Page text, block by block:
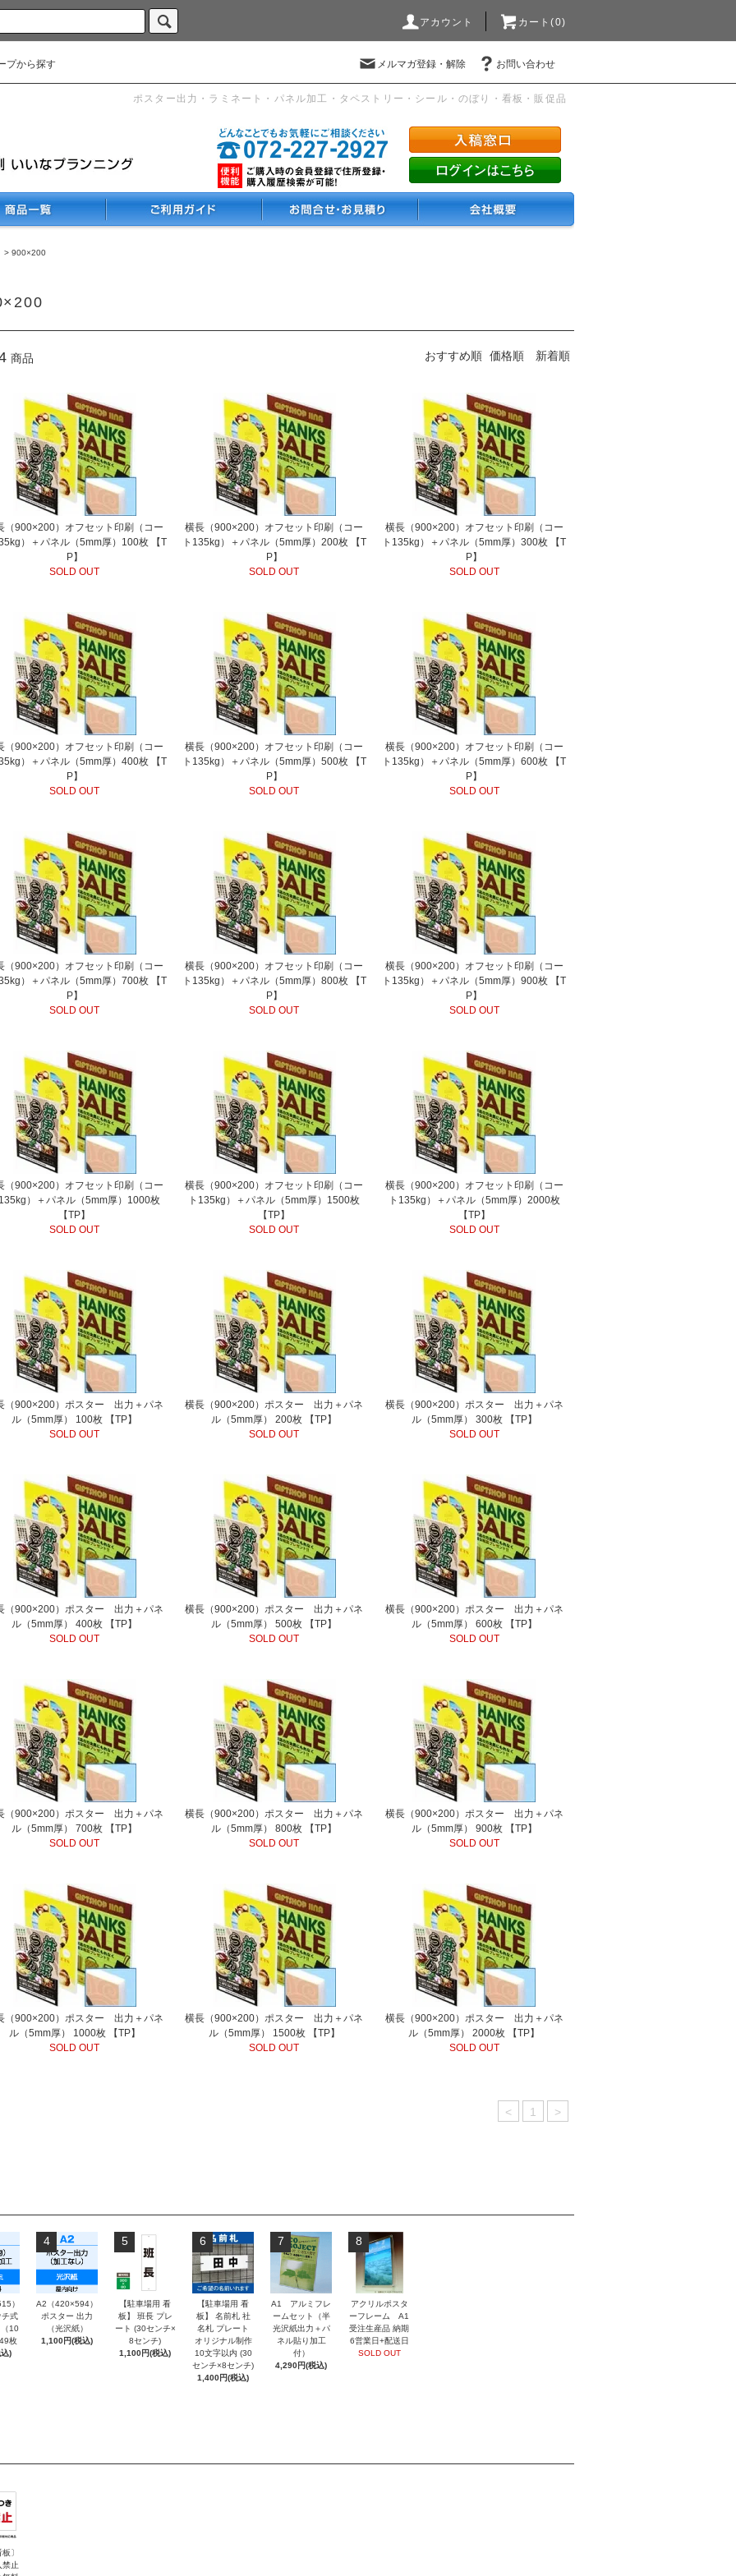
アカウント カート(0)
プから探す メルマガ登録・解除 お問い合わせ
ポスター出力・ラミネート・パネル加工・タペストリー・シール・のぼり・看板・販促品
> 900×200
商品 おすすめ順 価格順 新着順
（900×200）オフセット印刷（コー
）＋パネル（5mm厚）100枚 【T
P】
SOLD OUT
横長（900×200）オフセット印刷（コー
ト135kg）＋パネル（5mm厚）200枚 【T
P】
SOLD OUT
横長（900×200）オフセット印刷（コー
ト135kg）＋パネル（5mm厚）300枚 【T
P】
SOLD OUT
（900×200）オフセット印刷（コー
）＋パネル（5mm厚）400枚 【T
P】
SOLD OUT
横長（900×200）オフセット印刷（コー
ト135kg）＋パネル（5mm厚）500枚 【T
P】
SOLD OUT
横長（900×200）オフセット印刷（コー
ト135kg）＋パネル（5mm厚）600枚 【T
P】
SOLD OUT
（900×200）オフセット印刷（コー
）＋パネル（5mm厚）700枚 【T
P】
SOLD OUT
横長（900×200）オフセット印刷（コー
ト135kg）＋パネル（5mm厚）800枚 【T
P】
SOLD OUT
横長（900×200）オフセット印刷（コー
ト135kg）＋パネル（5mm厚）900枚 【T
P】
SOLD OUT
（900×200）オフセット印刷（コー
）＋パネル（5mm厚）1000枚
【TP】
SOLD OUT
横長（900×200）オフセット印刷（コー
ト135kg）＋パネル（5mm厚）1500枚
【TP】
SOLD OUT
横長（900×200）オフセット印刷（コー
ト135kg）＋パネル（5mm厚）2000枚
【TP】
SOLD OUT
（900×200）ポスター 出力＋パネ
ル（5mm厚） 100枚 【TP】
SOLD OUT
横長（900×200）ポスター 出力＋パネ
ル（5mm厚） 200枚 【TP】
SOLD OUT
横長（900×200）ポスター 出力＋パネ
ル（5mm厚） 300枚 【TP】
SOLD OUT
（900×200）ポスター 出力＋パネ
ル（5mm厚） 400枚 【TP】
SOLD OUT
横長（900×200）ポスター 出力＋パネ
ル（5mm厚） 500枚 【TP】
SOLD OUT
横長（900×200）ポスター 出力＋パネ
ル（5mm厚） 600枚 【TP】
SOLD OUT
（900×200）ポスター 出力＋パネ
ル（5mm厚） 700枚 【TP】
SOLD OUT
横長（900×200）ポスター 出力＋パネ
ル（5mm厚） 800枚 【TP】
SOLD OUT
横長（900×200）ポスター 出力＋パネ
ル（5mm厚） 900枚 【TP】
SOLD OUT
（900×200）ポスター 出力＋パネ
ル（5mm厚） 1000枚 【TP】
SOLD OUT
横長（900×200）ポスター 出力＋パネ
ル（5mm厚） 1500枚 【TP】
SOLD OUT
横長（900×200）ポスター 出力＋パネ
ル（5mm厚） 2000枚 【TP】
SOLD OUT
< 1 >
）
式
10
枚
)
4
A2（420×594）
ポスター 出力
（光沢紙）
1,100円(税込)
5
【駐車場用 看
板】 班長 プレ
ート (30センチ×
8センチ)
1,100円(税込)
6
【駐車場用 看
板】 名前札 社
名札 プレート
オリジナル制作
10文字以内 (30
センチ×8センチ)
1,400円(税込)
7
A1 アルミフレ
ームセット（半
光沢紙出力＋パ
ネル貼り加工
付）
4,290円(税込)
8
アクリルポスタ
ーフレーム A1
受注生産品 納期
6営業日+配送日
SOLD OUT
〕
禁止